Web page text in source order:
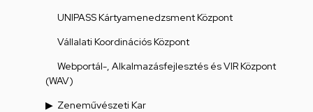
UNIPASS Kártyamenedzsment Központ
Vállalati Koordinációs Központ
Webportál-, Alkalmazásfejlesztés és VIR Központ
(WAV)
Zeneművészeti Kar